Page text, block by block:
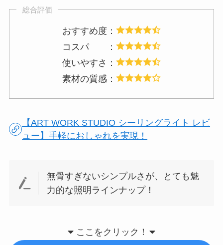
総合評価
おすすめ度：
コスパ ：
使いやすさ：
素材の質感：
【ART WORK STUDIO シーリングライト レビ
ュー】手軽におしゃれを実現！
無骨すぎないシンプルさが、とても魅
力的な照明ラインナップ！
ここをクリック！